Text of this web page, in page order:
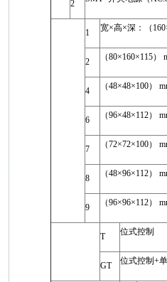
2
1 宽×高×深：（
2 （80×160×115）
4 （48×48×100）
6 （96×48×112）
7 （72×72×100）
8 （48×96×112）
9 （96×96×112）
T 位式控制
GT 位式控制+